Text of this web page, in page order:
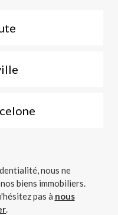
nous ne
biens immobiliers.
pas à nous
.